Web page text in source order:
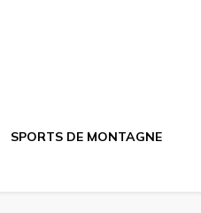
SPORTS DE MONTAGNE